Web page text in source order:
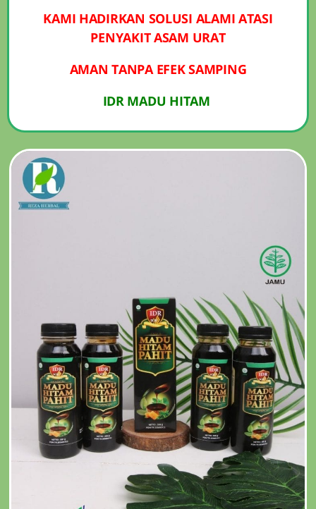
KAMI HADIRKAN SOLUSI ALAMI ATASI
PENYAKIT ASAM URAT
AMAN TANPA EFEK SAMPING
IDR MADU HITAM